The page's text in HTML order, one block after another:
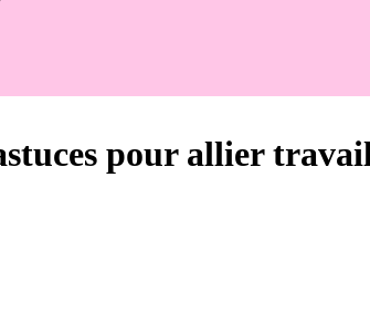
pour allier